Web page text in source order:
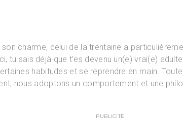
charme, celui de la trentaine a
tu sais déjà que t’es devenu un(e) vrai(e)
habitudes et se reprendre en main.
nous adoptons un comportement et une
PUBLICITÉ